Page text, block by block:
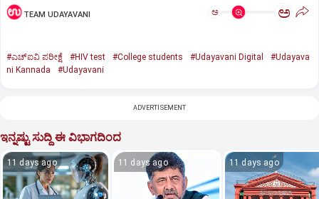
TEAM UDAYAVANI ಅ ಅ
#ಎಚ್‌ಐವಿ ಪರೀಕ್ಷೆ #HIV test #College students #Udayavani Digital
#Udayava
ni Kannada
#Udayavani
ADVERTISEMENT
ಇನ್ನಷ್ಟು ಸುದ್ದಿ ಈ ವಿಭಾಗದಿಂದ
11 days ago 11 days ago 11 days ago